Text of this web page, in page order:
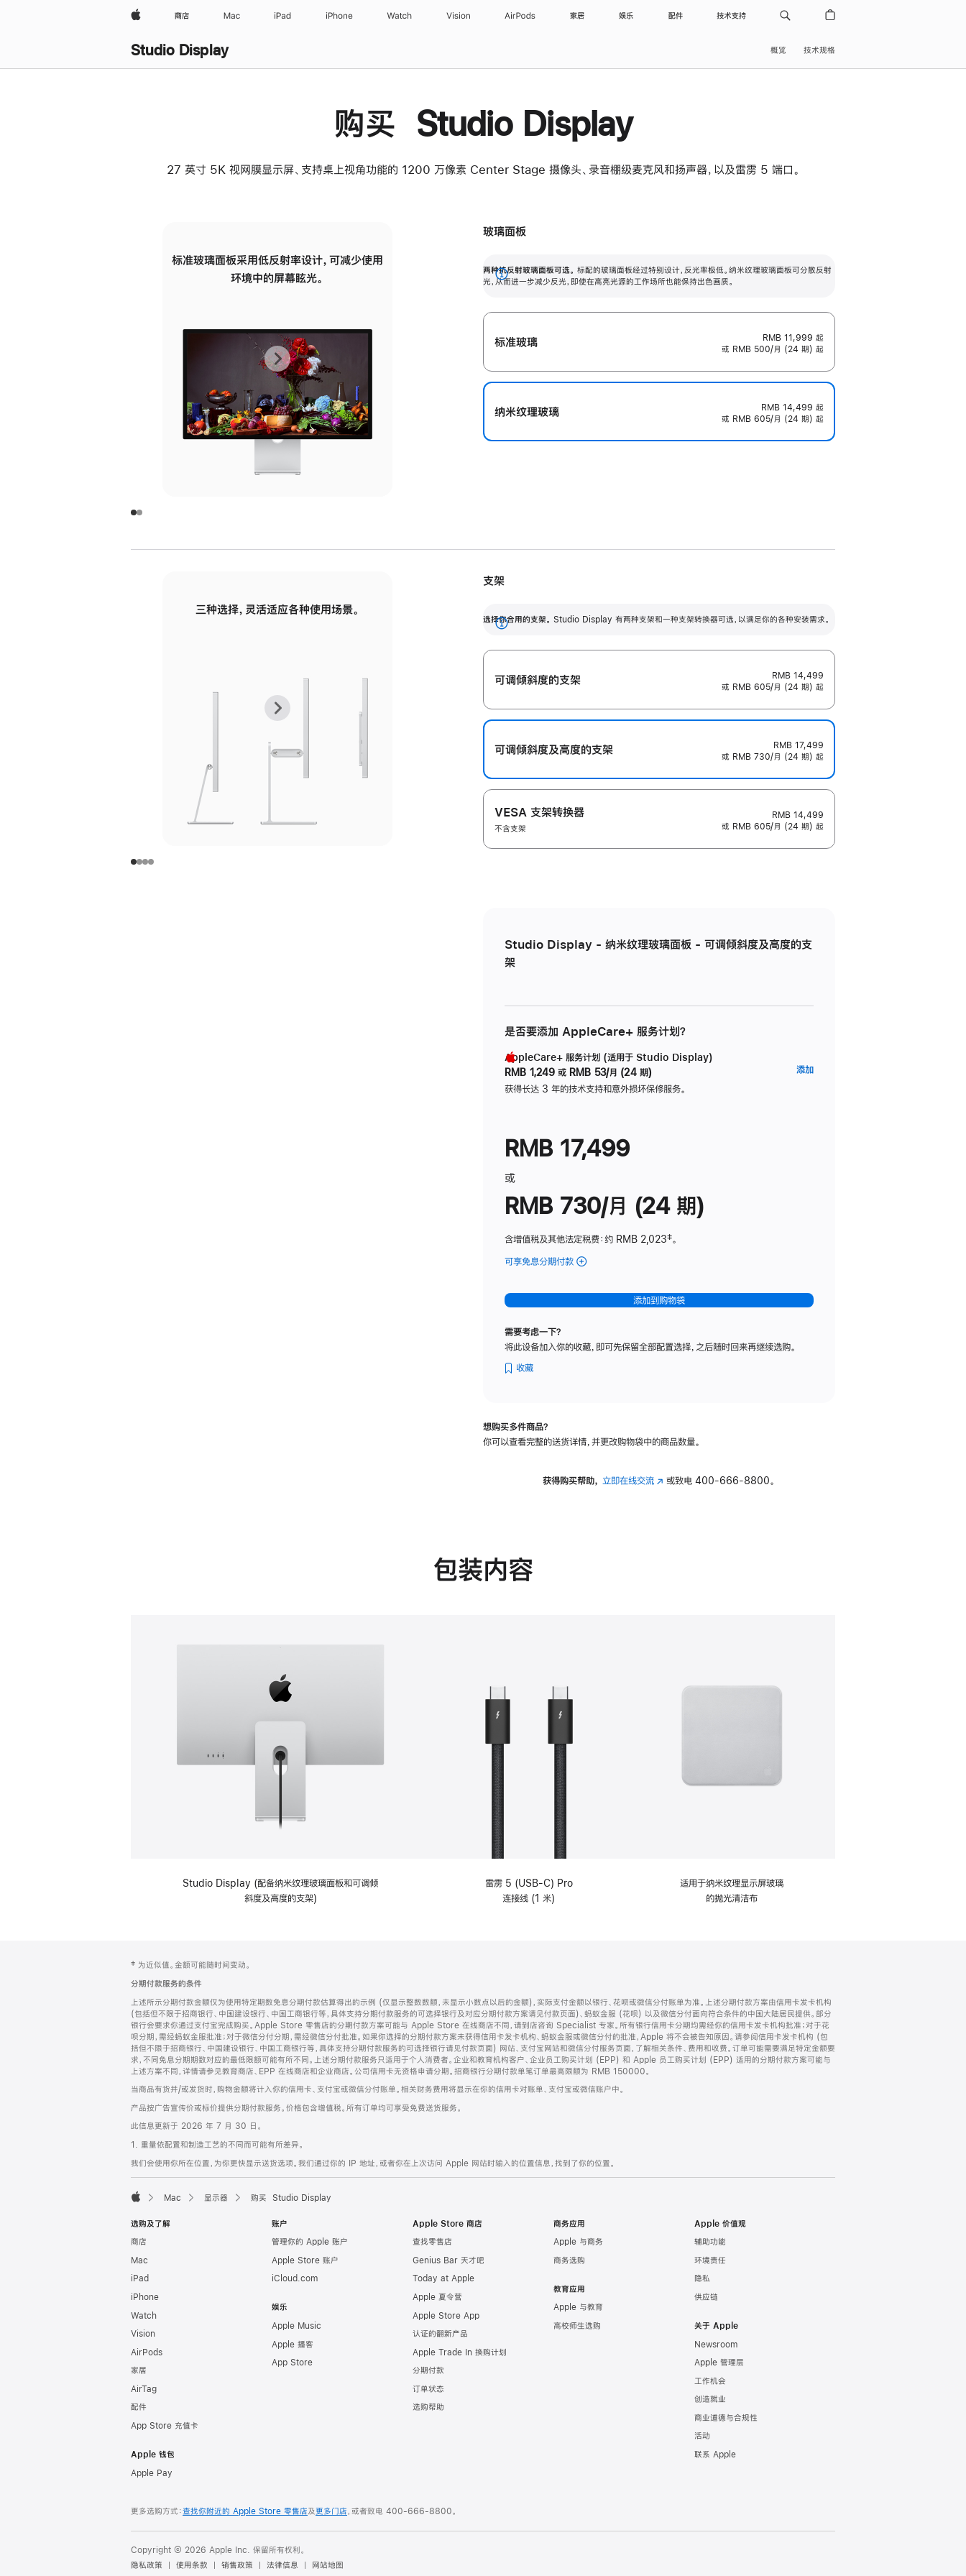
Apple 商店 Mac iPad iPhone Watch Vision AirPods 家居 娱乐 配件 技术支持
Studio Display 概览 技术规格
购买 Studio Display
27 英寸 5K 视网膜显示屏、支持桌上视角功能的 1200 万像素 Center Stage 摄像头、录音棚级麦克风和扬声器，以及雷雳 5 端口。
标准玻璃面板采用低反射率设计，可减少使用
环境中的屏幕眩光。
有高亮光源的场所使用，也能保持出色画质。
上
一
张
图
面
下
一
张
图
面
玻璃面板
两种抗反射玻璃面板可选。 标配的玻璃面板经过特别设计，反光率极低。纳米纹理玻璃面板可分散反射
光，从而进一步减少反光，即使在高亮光源的工作场所也能保持出色画质。
展
标准玻璃 RMB 11,999 起
或 RMB 500/月 (24 期) 起
纳米纹理玻璃 RMB 14,499 起
或 RMB 605/月 (24 期) 起
三种选择，灵活适应各种使用场景。
调节范围。
毫米的高度调节范围。
上
张
下
张
支架
选择你合用的支架。 Studio Display 有两种支架和一种支架转换器可选，以满足你的各种安装需求。
展
开
可调倾斜度的支架
RMB 14,499
或 RMB 605/月 (24 期) 起
可调倾斜度及高‍度的支‍架
RMB 17,499
或 RMB 730/月 (24 期) 起
VESA 支架转换器
不含支架
RMB 14,499
或 RMB 605/月 (24 期) 起
Studio Display - 纳米纹理玻璃面板 - 可调倾斜度及高度的支
架
是否要添加 AppleCare+ 服务计划？
AppleCare+ 服务计划 (适用于 Studio Display)
RMB 1,249 或 RMB 53/月 (24 期)
获得长达 3 年的技术支持和意外损坏保修服务。
添加
RMB 17,499
或
RMB 730/月 (24 期)
含增值税及其他法定税费：约 RMB 2,023脚
‡。
可享免息分期付款 (Studio
-
纳
理
可
斜
添加到购物袋
需要考虑一下？
将此设备加入你的收藏，即可先保留全部配置选择，之后随时回来再继续选购。
收藏
想购买多件商品？
你可以查看完整的送货详情，并更改购物袋中的商品数量。
获得购买帮助， 立即在线交流(在 或致电400-666-8800。
包装内容
Studio Display (配备纳米纹理玻璃面板和可调倾
斜度及高度的支架)
雷雳 5 (USB-C) Pro
连接线 (1 米)
适用于纳米纹理显示屏玻璃
的抛光清洁布
页
脚
注
‡ 为近似值。金额可能随时间变动。
分期付款服务的条件
上述所示分期付款金额仅为使用特定期数免息分期付款估算得出的示例 (仅显示整数数额，未显示小数点以后的金额)，实际支付金额以银行、花呗或微信分付账单为准。上述分期付款方案由信用卡发卡机构
(包括但不限于招商银行、中国建设银行、中国工商银行等，具体支持分期付款服务的可选择银行及对应分期付款方案请见付款页面)、蚂蚁金服 (花呗) 以及微信分付面向符合条件的中国大陆居民提供。部分
银行会要求你通过支付宝完成购买。Apple Store 零售店的分期付款方案可能与 Apple Store 在线商店不同，请到店咨询 Specialist 专家。所有银行信用卡分期均需经你的信用卡发卡机构批准；对于花
呗分期，需经蚂蚁金服批准；对于微信分付分期，需经微信分付批准。如果你选择的分期付款方案未获得信用卡发卡机构、蚂蚁金服或微信分付的批准，Apple 将不会被告知原因。请参阅信用卡发卡机构 (包
括但不限于招商银行、中国建设银行、中国工商银行等，具体支持分期付款服务的可选择银行请见付款页面) 网站、支付宝网站和微信分付服务页面，了解相关条件、费用和收费。订单可能需要满足特定金额要
求，不同免息分期期数对应的最低限额可能有所不同。上述分期付款服务只适用于个人消费者。企业和教育机构客户、企业员工购买计划 (EPP) 和 Apple 员工购买计划 (EPP) 适用的分期付款方案可能与
上述方案不同，详情请参见教育商店、EPP 在线商店和企业商店。公司信用卡无资格申请分期。招商银行分期付款单笔订单最高限额为 RMB 150000。
当商品有货并/或发货时，购物金额将计入你的信用卡、支付宝或微信分付账单。相关财务费用将显示在你的信用卡对账单、支付宝或微信账户中。
产品按广告宣传价或标价提供分期付款服务。价格包含增值税。所有订单均可享受免费送货服务。
此信息更新于 2026 年 7 月 30 日。
1. 重量依配置和制造工艺的不同而可能有所差异。
我们会使用你所在位置，为你更快显示送货选项。我们通过你的 IP 地址，或者你在上次访问 Apple 网站时输入的位置信息，找到了你的位置。
Mac 显示器 购买 Studio Display
选购及了解
商店
Mac
iPad
iPhone
Watch
Vision
AirPods
家居
AirTag
配件
App Store 充值卡
Apple 钱包
Apple Pay
账户
管理你的 Apple 账户
Apple Store 账户
iCloud.com
娱乐
Apple Music
Apple 播客
App Store
Apple Store 商店
查找零售店
Genius Bar 天才吧
Today at Apple
Apple 夏令营
Apple Store App
认证的翻新产品
Apple Trade In 换购计划
分期付款
订单状态
选购帮助
商务应用
Apple 与商务
商务选购
教育应用
Apple 与教育
高校师生选购
Apple 价值观
辅助功能
环境责任
隐私
供应链
关于 Apple
Newsroom
Apple 管理层
工作机会
创造就业
商业道德与合规性
活动
联系 Apple
更多选购方式：查找你附近的 Apple Store 零售店及更多门店，或者致电 400-666-8800。
Copyright © 2026 Apple Inc. 保留所有权利。
隐私政策
使用条款 销售政策 法律信息 网站地图